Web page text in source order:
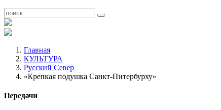
Главная
КУЛЬТУРА
Русский Север
«Крепкая подушка Санкт-Питербурху»
Передачи